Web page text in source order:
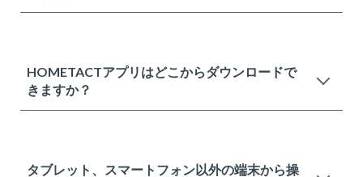
HOMETACTアプリはどこからダウンロードで
きますか？
タブレット、スマートフォン以外の端末から操